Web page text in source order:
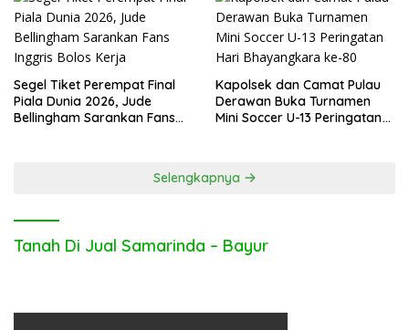
Segel Tiket Perempat Final
Piala Dunia 2026, Jude
Bellingham Sarankan Fans
Kapolsek dan Camat Pulau
Derawan Buka Turnamen
Mini Soccer U-13 Peringatan
Selengkapnya
Tanah Di Jual Samarinda – Bayur